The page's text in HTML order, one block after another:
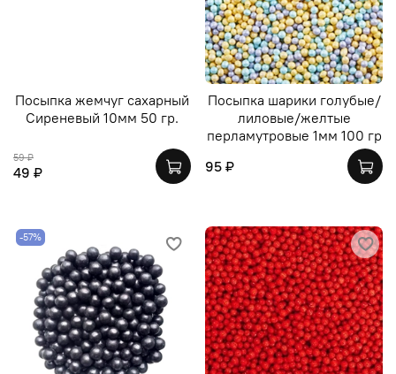
Посыпка жемчуг сахарный
Сиреневый 10мм 50 гр.
59 ₽
49 ₽
Посыпка шарики голубые/
лиловые/желтые
перламутровые 1мм 100 гр
95 ₽
-57%